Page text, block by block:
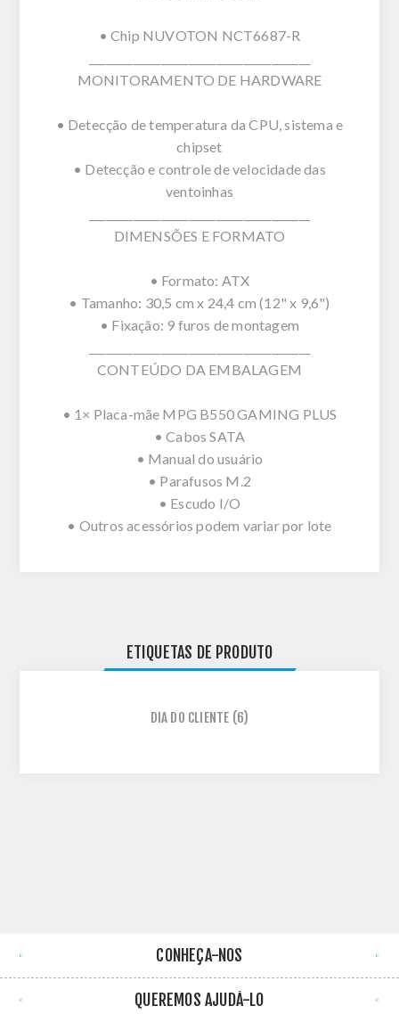
• Chip NUVOTON NCT6687-R
MONITORAMENTO DE HARDWARE
• Detecção de temperatura da CPU, sistema e
chipset
• Detecção e controle de velocidade das
ventoinhas
DIMENSÕES E FORMATO
• Formato: ATX
• Tamanho: 30,5 cm x 24,4 cm (12" x 9,6")
• Fixação: 9 furos de montagem
CONTEÚDO DA EMBALAGEM
• 1× Placa-mãe MPG B550 GAMING PLUS
• Cabos SATA
• Manual do usuário
• Parafusos M.2
• Escudo I/O
• Outros acessórios podem variar por lote
ETIQUETAS DE PRODUTO
DIA DO CLIENTE (6)
CONHEÇA-NOS
QUEREMOS AJUDÁ-LO